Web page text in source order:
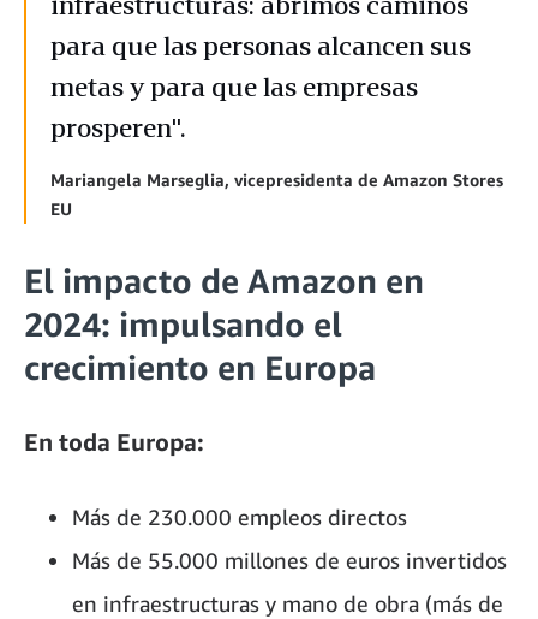
para que las personas alcancen sus
metas y para que las empresas
prosperen".
Mariangela Marseglia, vicepresidenta de Amazon Stores
EU
El impacto de Amazon en
2024: impulsando el
crecimiento en Europa
En toda Europa:
Más de 230.000 empleos directos
Más de 55.000 millones de euros invertidos
en infraestructuras y mano de obra (más de